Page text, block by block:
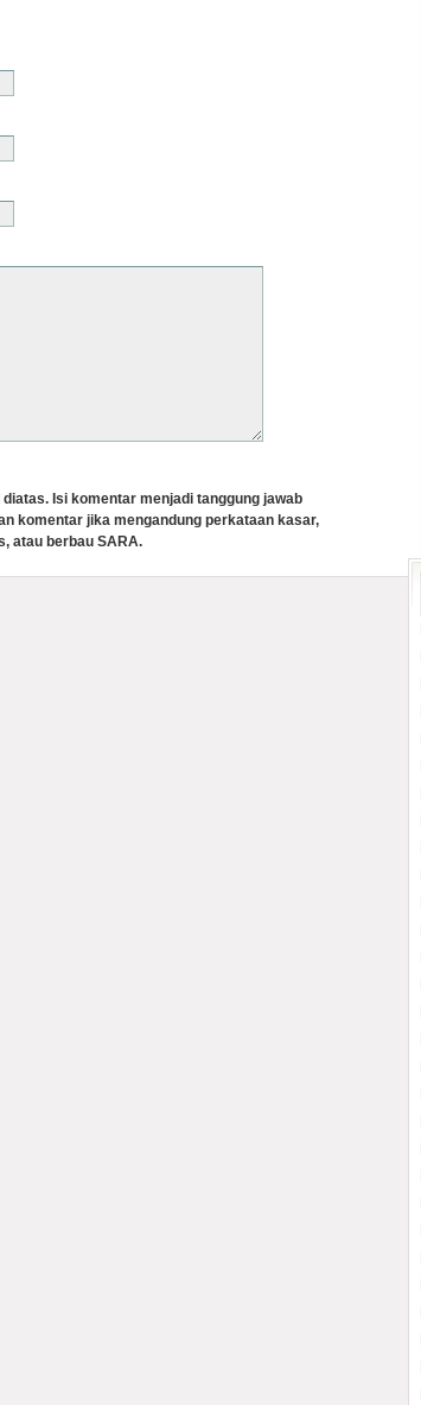
Isi komentar menjadi tanggung jawab
komentar jika mengandung perkataan kasar,
atau berbau SARA.